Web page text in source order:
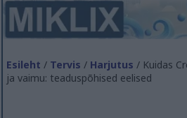
Esileht / Tervis / Harjutus / Kuidas
ja vaimu: teaduspõhised eelised